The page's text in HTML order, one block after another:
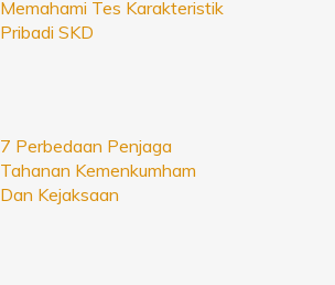
Memahami Tes Karakteristik
Pribadi SKD
7 Perbedaan Penjaga
Tahanan Kemenkumham
Dan Kejaksaan